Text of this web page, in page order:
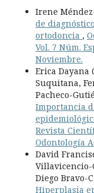
Irene
de
ortodoncia ,
Vol. 7 Núm.
Noviembre.
Erica Dayana
Suquitana,
Pacheco-
Importancia
Revista
Odontología
David
Villavicencio-
Diego Bravo-
Hiperplasia